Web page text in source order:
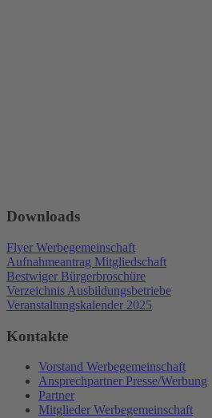
Downloads
Flyer Werbegemeinschaft
Aufnahmeantrag Mitgliedschaft
Bestwiger Bürgerbroschüre
Verzeichnis Ausbildungsbetriebe
Veranstaltungskalender 2025
Kontakte
Vorstand Werbegemeinschaft
Ansprechpartner Presse/Werbung
Partner
Mitglieder Werbegemeinschaft